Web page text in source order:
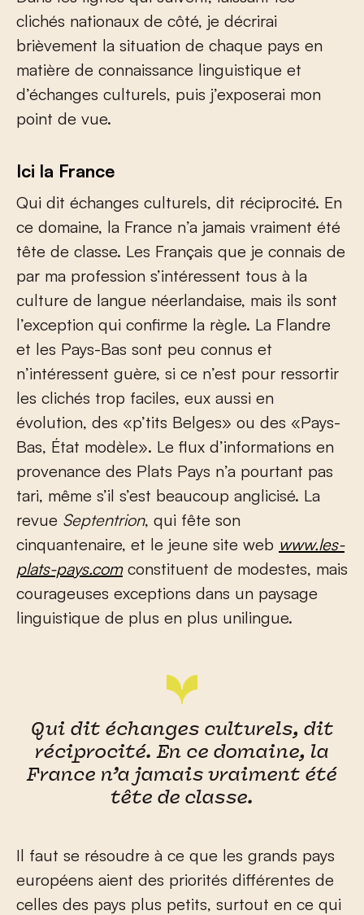
clichés nationaux de côté, je décrirai
brièvement la situation de chaque pays en
matière de connaissance linguistique et
d’échanges culturels, puis j’exposerai mon
point de vue.
Ici la France
Qui dit échanges culturels, dit réciprocité. En
ce domaine, la France n’a jamais vraiment été
tête de classe. Les Français que je connais de
par ma profession s’intéressent tous à la
culture de langue néerlandaise, mais ils sont
l’exception qui confirme la règle. La Flandre
et les Pays-Bas sont peu connus et
n’intéressent guère, si ce n’est pour ressortir
les clichés trop faciles, eux aussi en
évolution, des «p’tits Belges» ou des «Pays-
Bas, État modèle». Le flux d’informations en
provenance des Plats Pays n’a pourtant pas
tari, même s’il s’est beaucoup anglicisé. La
revue Septentrion, qui fête son
cinquantenaire, et le jeune site web www.les-
plats-pays.comconstituent de modestes, mais
courageuses exceptions dans un paysage
linguistique de plus en plus unilingue.
Qui dit échanges culturels, dit
réciprocité. En ce domaine, la
France n’a jamais vraiment été
tête de classe.
Il faut se résoudre à ce que les grands pays
européens aient des priorités différentes de
celles des pays plus petits, surtout en ce qui